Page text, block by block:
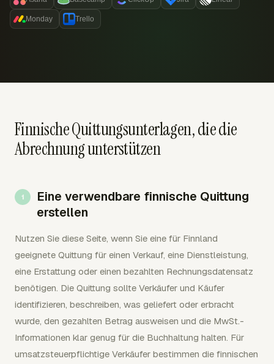
Monday Trello
Finnische Quittungsunterlagen, die die
Abrechnung unterstützen
Eine verwendbare finnische Quittung
erstellen
Nutzen Sie diese Seite, wenn Sie eine für Finnland
geeignete Quittung für einen Verkauf, eine Dienstleistung,
eine Erstattung oder einen bezahlten Rechnungsdatensatz
benötigen. Die Quittung sollte Verkäufer und Käufer
identifizieren, beschreiben, was geliefert oder erbracht
wurde, den gezahlten Betrag ausweisen und die MwSt.-
Informationen klar genug für die Buchhaltung halten. Für
umsatzsteuerpflichtige Verkäufer bestimmen die finnischen